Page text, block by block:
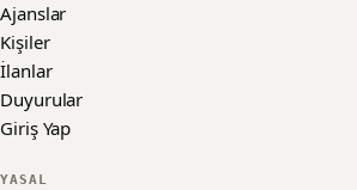
Ajanslar
Kişiler
İlanlar
Duyurular
Giriş Yap
YASAL